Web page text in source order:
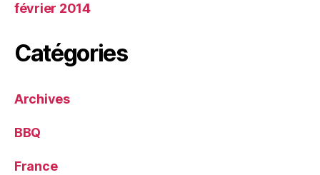
février 2014
Catégories
Archives
BBQ
France